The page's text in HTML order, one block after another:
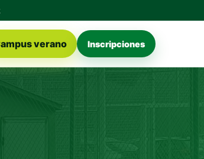
verano Inscripciones